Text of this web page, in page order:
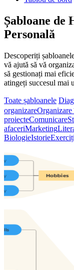
Șabloane
Personală
Descoperiți
vă ajută să vă
să gestionați mai
atingeți succesul mai
Toate șabloanele
organizareOrganizare
proiecteComunicare
afaceriMarketing
BiologieIstorie